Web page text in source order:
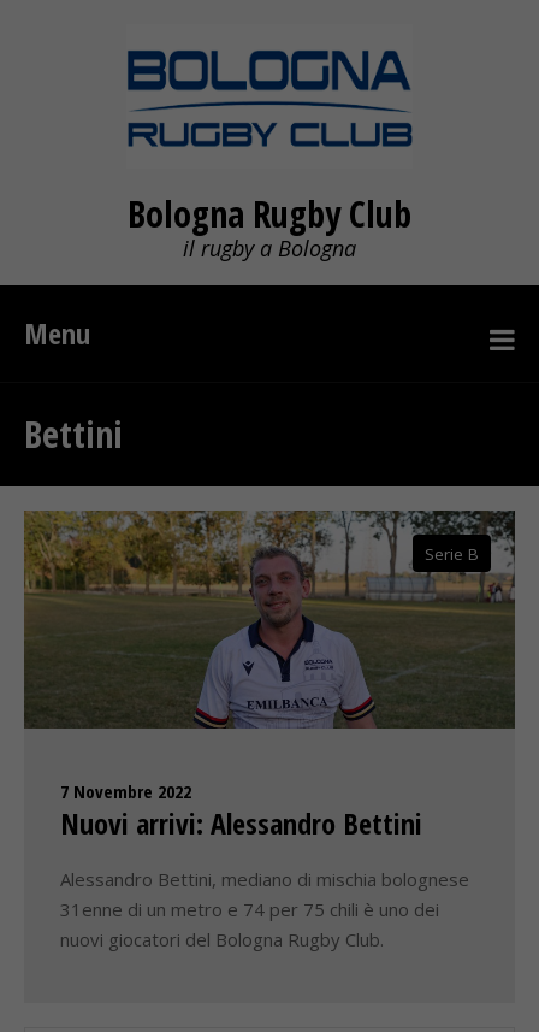
Bologna Rugby Club
il rugby a Bologna
Menu
Bettini
Serie B
7 Novembre 2022
Nuovi arrivi: Alessandro Bettini
Alessandro Bettini, mediano di mischia bolognese
31enne di un metro e 74 per 75 chili è uno dei
nuovi giocatori del Bologna Rugby Club.